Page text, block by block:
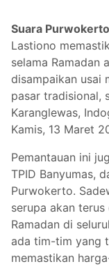
Suara
Lastiono
selama Ramadan
disampaikan usai
pasar tradisional,
Karanglewas,
Kamis, 13 Maret
Pemantauan ini
TPID Banyumas,
Purwokerto.
serupa akan
Ramadan di
ada tim-tim yang
memastikan